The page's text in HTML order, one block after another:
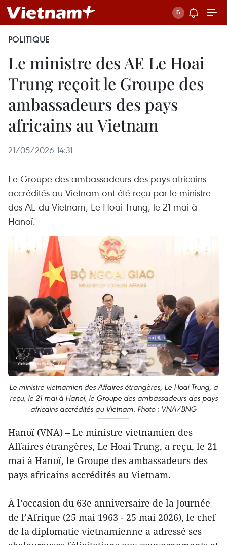
POLITIQUE
Le ministre des AE Le Hoai
Trung reçoit le Groupe des
ambassadeurs des pays
africains au Vietnam
21/05/2026 14:31
Le Groupe des ambassadeurs des pays africains
accrédités au Vietnam ont été reçu par le ministre
des AE du Vietnam, Le Hoai Trung, le 21 mai à
Hanoï.
Le ministre vietnamien des Affaires étrangères, Le Hoai Trung, a
reçu, le 21 mai à Hanoï, le Groupe des ambassadeurs des pays
africains accrédités au Vietnam. Photo : VNA/BNG
Hanoï (VNA) – Le ministre vietnamien des
Affaires étrangères, Le Hoai Trung, a reçu, le 21
mai à Hanoï, le Groupe des ambassadeurs des
pays africains accrédités au Vietnam.
À l’occasion du 63e anniversaire de la Journée
de l’Afrique (25 mai 1963 - 25 mai 2026), le chef
de la diplomatie vietnamienne a adressé ses